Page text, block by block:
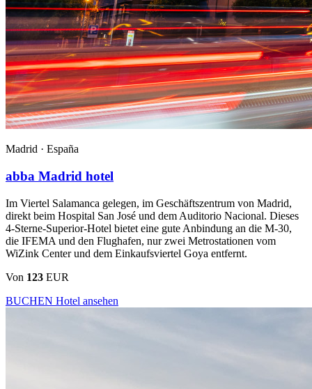
Madrid · España
abba Madrid hotel
Im Viertel Salamanca gelegen, im Geschäftszentrum von Madrid,
direkt beim Hospital San José und dem Auditorio Nacional. Dieses
4-Sterne-Superior-Hotel bietet eine gute Anbindung an die M-30,
die IFEMA und den Flughafen, nur zwei Metrostationen vom
WiZink Center und dem Einkaufsviertel Goya entfernt.
Von 123 EUR
BUCHEN Hotel ansehen